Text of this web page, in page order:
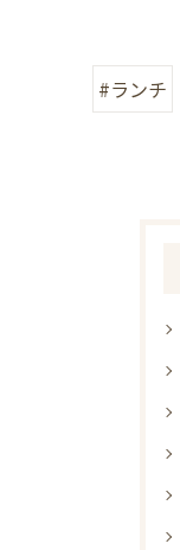
#ランチ